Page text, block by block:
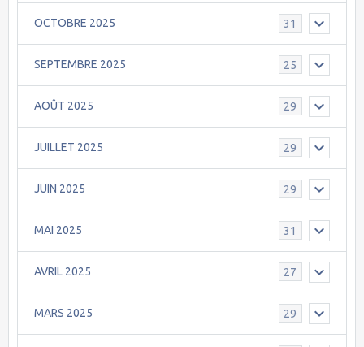
OCTOBRE 2025 31
SEPTEMBRE 2025 25
AOÛT 2025 29
JUILLET 2025 29
JUIN 2025 29
MAI 2025 31
AVRIL 2025 27
MARS 2025 29